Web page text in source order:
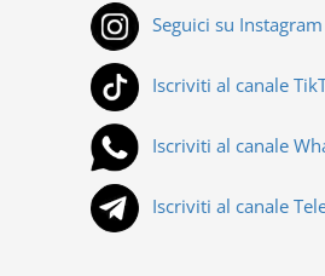
Seguici su Instagram
Iscriviti al canale
Iscriviti al canale
Iscriviti al canale